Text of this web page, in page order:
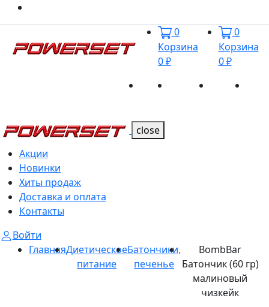
0
Корзина
0 ₽
0
Корзина
0 ₽
Акции Новинки
close
Акции
Новинки
Хиты продаж
Доставка и оплата
Контакты
Войти
ГлавнаяДиетическое
питание
Батончики,
печенье
BombBar
Батончик (60 гр)
малиновый
чизкейк